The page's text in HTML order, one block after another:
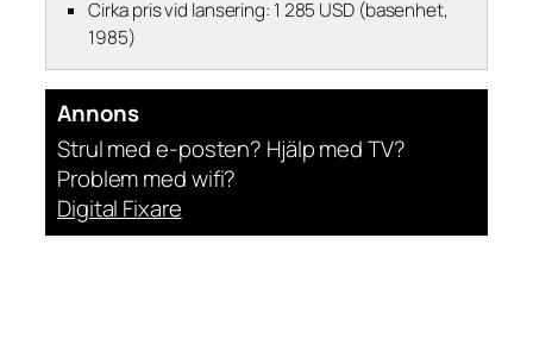
Cirka pris vid lansering: 1 285 USD (basenhet,
1985)
Annons
Strul med e-posten? Hjälp med TV?
Problem med wifi?
Digital Fixare